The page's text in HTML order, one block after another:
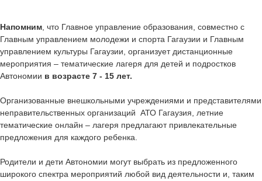
Напомним , что Главное управление образования, совместно с
Главным управлением молодежи и спорта Гагаузии и Главным
управлением культуры Гагаузии, организует дистанционные
мероприятия – тематические лагеря для детей и подростков
Автономии в возрасте 7 - 15 лет.
Организованные внешкольными учреждениями и представителями
неправительственных организаций АТО Гагаузия, летние
тематические онлайн – лагеря предлагают привлекательные
предложения для каждого ребенка.
Родители и дети Автономии могут выбрать из предложенного
широкого спектра мероприятий любой вид деятельности и, таким